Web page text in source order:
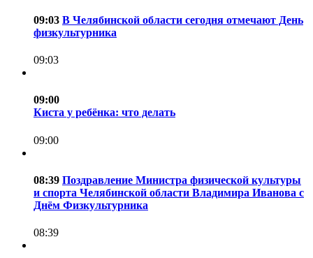
09:03 В Челябинской области сегодня отмечают День
физкультурника
09:03
09:00
Киста у ребёнка: что делать
09:00
08:39 Поздравление Министра физической культуры
и спорта Челябинской области Владимира Иванова с
Днём Физкультурника
08:39